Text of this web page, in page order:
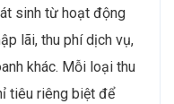
sinh từ hoạt động
lãi, thu phí dịch vụ,
khác. Mỗi loại thu
tiêu riêng biệt để